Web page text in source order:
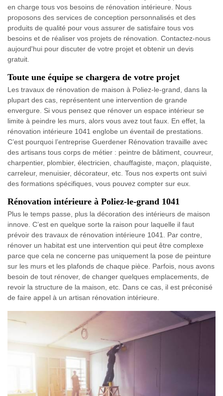
en charge tous vos besoins de rénovation intérieure. Nous
proposons des services de conception personnalisés et des
produits de qualité pour vous assurer de satisfaire tous vos
besoins et de réaliser vos projets de rénovation. Contactez-nous
aujourd'hui pour discuter de votre projet et obtenir un devis
gratuit.
Toute une équipe se chargera de votre projet
Les travaux de rénovation de maison à Poliez-le-grand, dans la
plupart des cas, représentent une intervention de grande
envergure. Si vous pensez que rénover un espace intérieur se
limite à peindre les murs, alors vous avez tout faux. En effet, la
rénovation intérieure 1041 englobe un éventail de prestations.
C’est pourquoi l’entreprise Guerdener Rénovation travaille avec
des artisans tous corps de métier : peintre de bâtiment, couvreur,
charpentier, plombier, électricien, chauffagiste, maçon, plaquiste,
carreleur, menuisier, décorateur, etc. Tous nos experts ont suivi
des formations spécifiques, vous pouvez compter sur eux.
Rénovation intérieure à Poliez-le-grand 1041
Plus le temps passe, plus la décoration des intérieurs de maison
innove. C’est en quelque sorte la raison pour laquelle il faut
prévoir des travaux de rénovation intérieure 1041. Par contre,
rénover un habitat est une intervention qui peut être complexe
parce que cela ne concerne pas uniquement la pose de peinture
sur les murs et les plafonds de chaque pièce. Parfois, nous avons
besoin de tout rénover, de changer quelques emplacements, de
revoir la structure de la maison, etc. Dans ce cas, il est préconisé
de faire appel à un artisan rénovation intérieure.